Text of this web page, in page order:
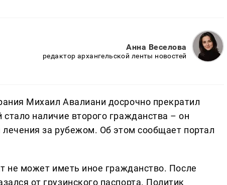
Анна Веселова
редактор архангельской ленты новостей
Михаил Авалиани досрочно прекратил
наличие второго гражданства – он
за рубежом. Об этом сообщает портал
не может иметь иное гражданство. После
от грузинского паспорта. Политик